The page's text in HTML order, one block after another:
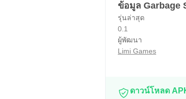
ข้อมูล Garbage
รุ่นล่าสุด
0.1
ผู้พัฒนา
Limi Games
ดาวน์โหลด